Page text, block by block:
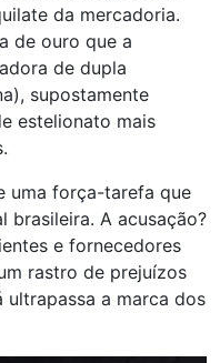
da mercadoria.
de ouro que a
de dupla
supostamente
estelionato mais
uma força-tarefa que
brasileira. A acusação?
e fornecedores
rastro de prejuízos
ultrapassa a marca dos